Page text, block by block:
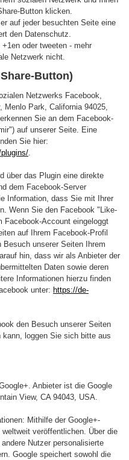
Button klicken.
auf jeder besuchten Seite eine
den Datenschutz.
oder tweeten - mehr
Netzwerk nicht.
Button)
Netzwerks Facebook,
Park, California 94025,
Sie an dem Facebook-
auf unserer Seite. Eine
Sie hier:
.
über das Plugin eine direkte
dem Facebook-Server
Information, dass Sie mit Ihrer
Wenn Sie den Facebook "Like-
Facebook-Account eingeloggt
auf Ihrem Facebook-Profil
unserer Seiten Ihrem
hin, dass wir als Anbieter der
Daten sowie deren
Informationen hierzu finden
unter: https://de-
den Besuch unserer Seiten
kann, loggen Sie sich bitte aus
Anbieter ist die Google
View, CA 94043, USA.
Mithilfe der Google+-
veröffentlichen. Über die
Nutzer personalisierte
Google speichert sowohl die